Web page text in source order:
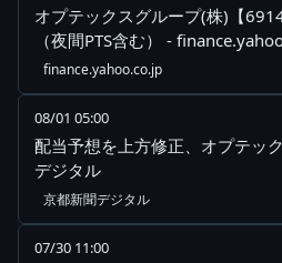
オプテックスグループ(株)【
（夜間PTS含む） -
finance.yahoo.co.jp
08/01 05:00
配当予想を上方修正、オプテッ
デジタル
京都新聞デジタル
07/30 11:00